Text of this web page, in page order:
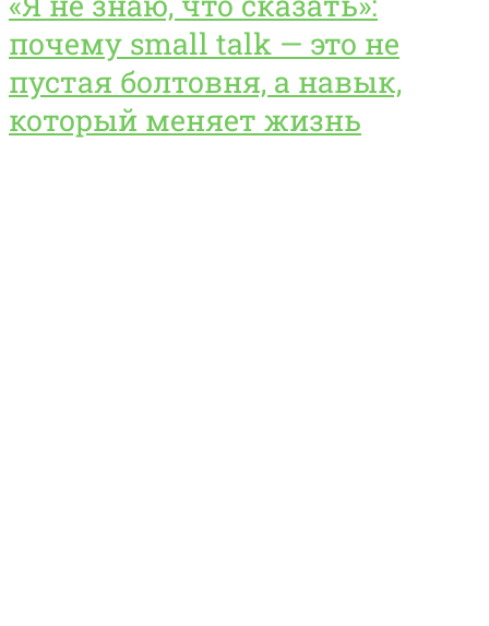
почему small talk — это не
пустая болтовня, а навык,
который меняет жизнь